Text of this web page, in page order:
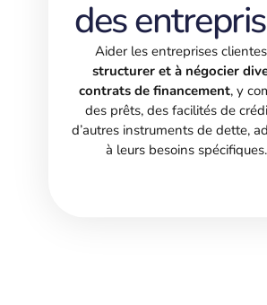
des
Aider les entreprises
structurer et à négocier
contrats de financement, y
des prêts, des facilités de
d’autres instruments de dette,
à leurs besoins spécifiques.